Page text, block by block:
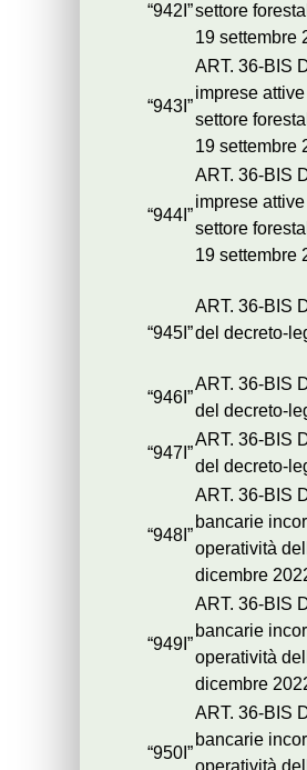
“942I”settore
19 settembre
“943I”
ART. 36-BIS
imprese
settore
19 settembre
“944I”
ART. 36-BIS
imprese
settore
19 settembre
“945I”
ART. 36-BIS
del decreto-
“946I”
ART. 36-BIS
del decreto-
“947I”
ART. 36-BIS
del decreto-
“948I”
ART. 36-BIS
bancarie
operatività
dicembre
“949I”
ART. 36-BIS
bancarie
operatività
dicembre
“950I”
ART. 36-BIS
bancarie